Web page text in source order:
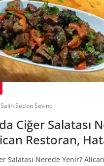
Salih Seckin Sevinc
Ciğer Salatası
Restoran,
Salatası Nerede Yenir? Alican